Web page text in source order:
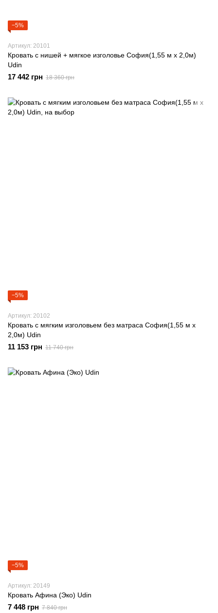
−5%
Артикул: 20101
Кровать с нишей + мягкое изголовье София(1,55 м х 2,0м)
Udin
17 442 грн 18 360 грн
−5%
Артикул: 20102
Кровать с мягким изголовьем без матраса София(1,55 м х
2,0м) Udin
11 153 грн 11 740 грн
−5%
Артикул: 20149
Кровать Афина (Эко) Udin
7 448 грн 7 840 грн